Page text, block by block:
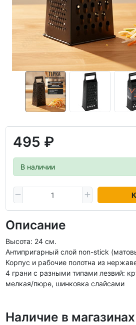
495 ₽
В наличии
Описание
Высота: 24 см.
Антипригарный слой non-stick
Корпус и рабочие полотна из
4 грани с разными типами лезвий:
мелкая/пюре, шинковка слайсами
Наличие в магазинах